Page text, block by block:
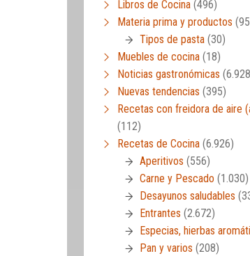
Libros de Cocina (496)
Materia prima y productos
Tipos de pasta (30)
Muebles de cocina (18)
Noticias gastronómicas
Nuevas tendencias (395)
Recetas con freidora de aire
(112)
Recetas de Cocina (6.926)
Aperitivos (556)
Carne y Pescado (1.030)
Desayunos saludables
Entrantes (2.672)
Especias, hierbas
Pan y varios (208)